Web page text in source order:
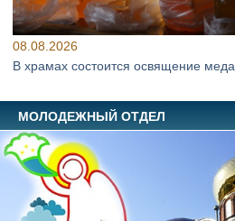
08.08.2026
В храмах состоится освящение меда
МОЛОДЕЖНЫЙ ОТДЕЛ